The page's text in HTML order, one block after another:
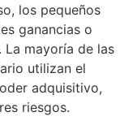
los pequeños
ganancias o
mayoría de las
utilizan el
adquisitivo,
riesgos.